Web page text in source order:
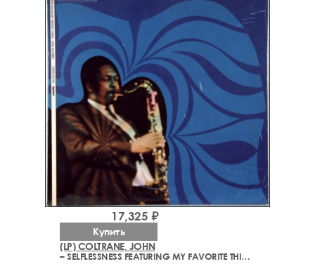
(LP) COLTRANE, JOHN
– SELFLESSNESS FEATURING MY FAVORITE THINGS
17,325 ₽
Купить